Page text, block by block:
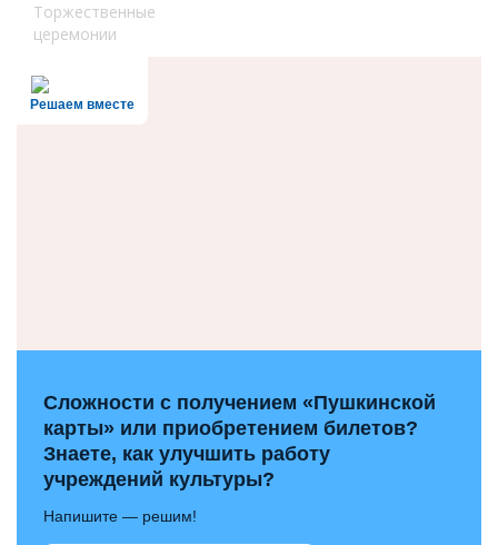
Торжественные
церемонии
Решаем вместе
Сложности с получением «Пушкинской
карты» или приобретением билетов?
Знаете, как улучшить работу
учреждений культуры?
Напишите — решим!